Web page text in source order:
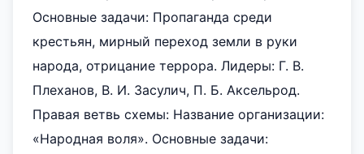
Основные задачи: Пропаганда среди
крестьян, мирный переход земли в руки
народа, отрицание террора. Лидеры: Г. В.
Плеханов, В. И. Засулич, П. Б. Аксельрод.
Правая ветвь схемы: Название организации:
«Народная воля». Основные задачи: